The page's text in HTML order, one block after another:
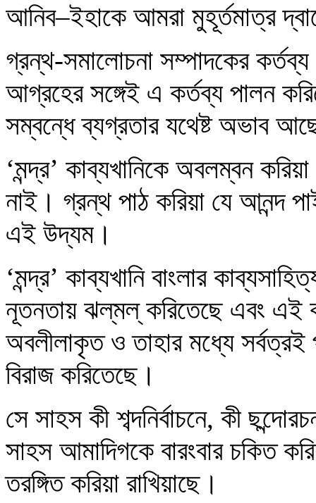
আনিব–ইহাকে আমরা মুহূর্তমাত্র
গ্রন্থ-সমালোচনা সম্পাদকের
আগ্রহের সঙ্গেই এ কর্তব্য পালন
সম্বন্ধে ব্যগ্রতার যথেষ্ট অভাব
‘মন্দ্র’ কাব্যখানিকে অবলম্বন
নাই। গ্রন্থ পাঠ করিয়া যে আনন্দ
এই উদ্যম।
‘মন্দ্র’ কাব্যখানি বাংলার
নূতনতায় ঝল্‌মল্‌ করিতেছে এবং এই
অবলীলাকৃত ও তাহার মধ্যে
বিরাজ করিতেছে।
সে সাহস কী শব্দনির্বাচনে, কী
সাহস আমাদিগকে বারংবার চকিত
তরঙ্গিত করিয়া রাখিয়াছে।